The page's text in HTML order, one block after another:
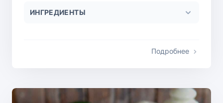
ИНГРЕДИЕНТЫ
Подробнее